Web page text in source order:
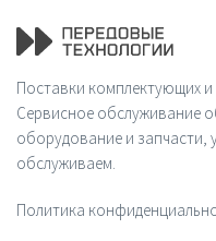
Поставки комплектующих и
Сервисное обслуживание
оборудование и запчасти,
обслуживаем.
Политика